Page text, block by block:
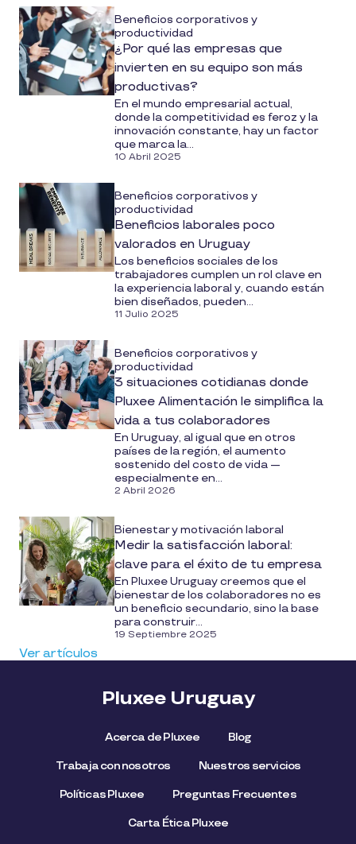
Beneficios corporativos y
productividad
¿Por qué las empresas que
invierten en su equipo son más
productivas?
En el mundo empresarial actual,
donde la competitividad es feroz y la
innovación constante, hay un factor
que marca la...
10 Abril 2025
Beneficios corporativos y
productividad
Beneficios laborales poco
valorados en Uruguay
Los beneficios sociales de los
trabajadores cumplen un rol clave en
la experiencia laboral y, cuando están
bien diseñados, pueden...
11 Julio 2025
Beneficios corporativos y
productividad
3 situaciones cotidianas donde
Pluxee Alimentación le simplifica la
vida a tus colaboradores
En Uruguay, al igual que en otros
países de la región, el aumento
sostenido del costo de vida —
especialmente en...
2 Abril 2026
Bienestar y motivación laboral
Medir la satisfacción laboral:
clave para el éxito de tu empresa
En Pluxee Uruguay creemos que el
bienestar de los colaboradores no es
un beneficio secundario, sino la base
para construir...
19 Septiembre 2025
Ver artículos
Pluxee Uruguay
Acerca de Pluxee Blog
Trabaja con nosotros Nuestros servicios
Políticas Pluxee Preguntas Frecuentes
Carta Ética Pluxee